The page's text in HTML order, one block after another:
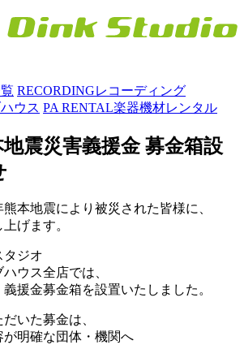
RECORDINGレコーディング
ウス PA RENTAL楽器機材レンタル
震災害義援金 募金箱設
本地震により被災された皆様に、
げます。
タジオ
ウス全店では、
援金募金箱を設置いたしました。
いた募金は、
明確な団体・機関へ